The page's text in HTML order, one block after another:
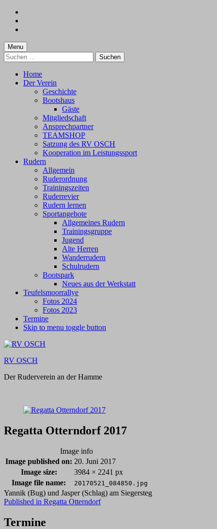
content
footer
Menu
Suchen
nach:
Home
Der Verein
Geschichte
Bootshaus
Gäste
Mitgliedschaft
Ansprechpartner
TEAMSHOP
Satzung des RV OSCH
Kooperation im Leistungssport
Rudern
Allgemein
Ruderordnung
Trainingszeiten
Ruderrevier
Rudern lernen
Sportangebote
Allgemeines Rudern
Trainingsgruppe
Jugend
Alte Herren
Wanderrudern
Schulrudern
Bootspark
Neues aus der Werkstatt
Teufelsmoorrallye
Fotos 2024
Fotos 2023
Termine
Skip to menu toggle button
RV OSCH
Der Ruderverein an der Hamme
Regatta Otterndorf 2017
Image info
Image published on: 20. Juni 2017
Image size:
3984 × 2241 px
Image file name:
20170521_084850.jpg
Yannik (Bug) und Jasper (Schlag) am Siegersteg
Post
navigation
Published in Regatta Otterndorf
Termine